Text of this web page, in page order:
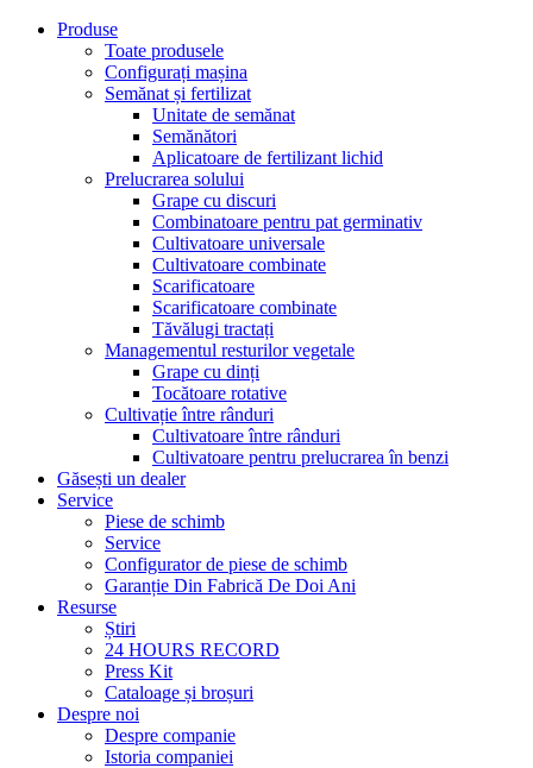
Produse
Toate produsele
Configurați mașina
Semănat și fertilizat
Unitate de semănat
Semănători
Aplicatoare de fertilizant lichid
Prelucrarea solului
Grape cu discuri
Combinatoare pentru pat germinativ
Cultivatoare universale
Cultivatoare combinate
Scarificatoare
Scarificatoare combinate
Tăvălugi tractați
Managementul resturilor vegetale
Grape cu dinți
Tocătoare rotative
Cultivație între rânduri
Cultivatoare între rânduri
Cultivatoare pentru prelucrarea în benzi
Găsești un dealer
Service
Piese de schimb
Service
Configurator de piese de schimb
Garanție Din Fabrică De Doi Ani
Resurse
Știri
24 HOURS RECORD
Press Kit
Cataloage și broșuri
Despre noi
Despre companie
Istoria companiei